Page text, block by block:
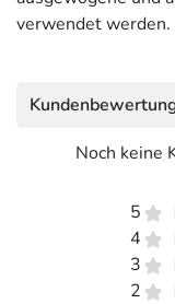
verwendet werden.
Noch keine
5
4
3
2